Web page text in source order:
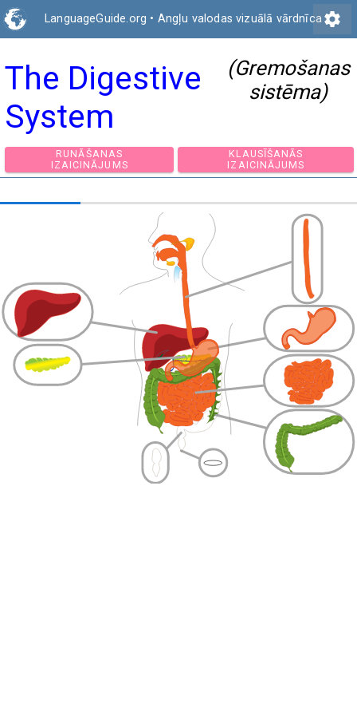
LanguageGuide.org • Angļu valodas vizuālā vārdnīcasettings
The Digestive
System
(Gremošanas
sistēma)
RUNĀŠANAS
KLAUSĪŠANĀS